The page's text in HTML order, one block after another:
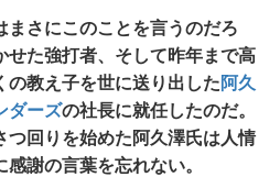
まさにこのことを言うのだろ
せた強打者、そして昨年まで高
の教え子を世に送り出した阿久
ダーズの社長に就任したのだ。
つ回りを始めた阿久澤氏は人情
謝の言葉を忘れない。